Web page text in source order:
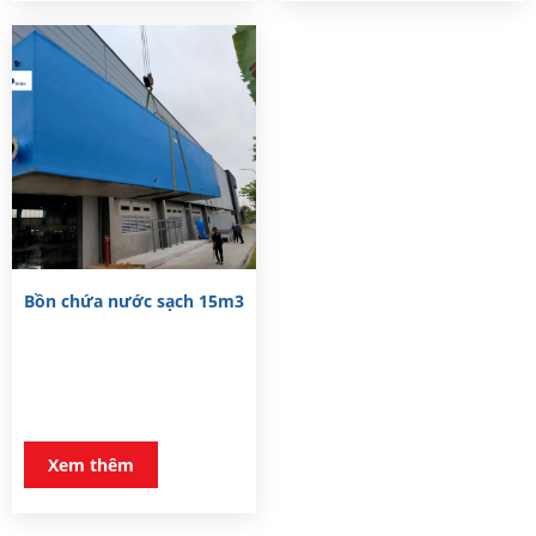
Bồn chứa nước sạch 15m3
Xem thêm